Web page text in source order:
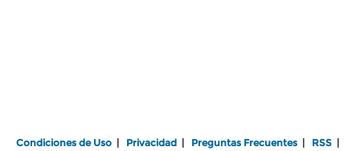
Condiciones de Uso | Privacidad | Preguntas Frecuentes | RSS |